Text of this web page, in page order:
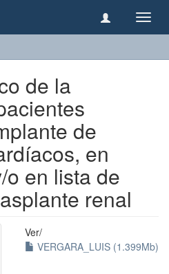
de la
de
en
en lista de
renal
Ver/
VERGARA_LUIS (1.399Mb)